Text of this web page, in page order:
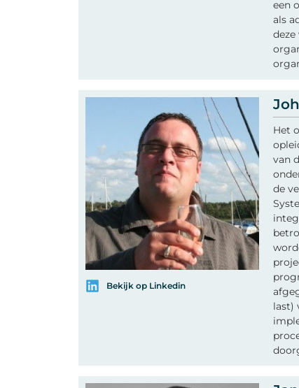
een
als
Bekijk op Linkedin
Het
van
de
last)